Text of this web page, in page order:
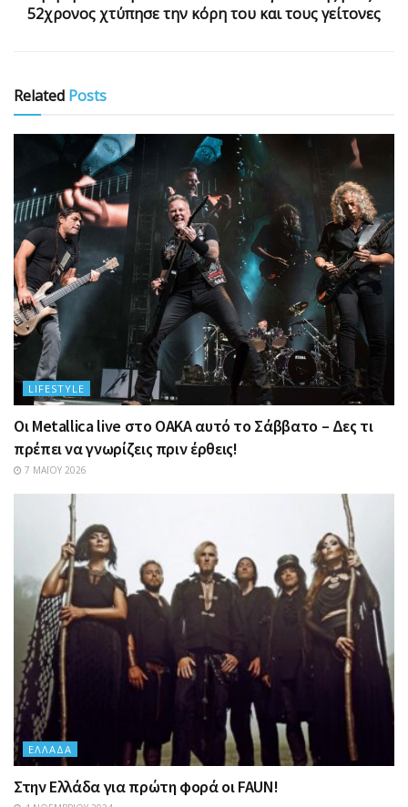
52χρονος χτύπησε την κόρη του και τους γείτονες
Related Posts
LIFESTYLE
Οι Metallica live στο ΟΑΚΑ αυτό το Σάββατο – Δες τι
πρέπει να γνωρίζεις πριν έρθεις!
7 ΜΑΪ́ΟΥ 2026
ΕΛΛΆΔΑ
Στην Ελλάδα για πρώτη φορά οι FAUN!